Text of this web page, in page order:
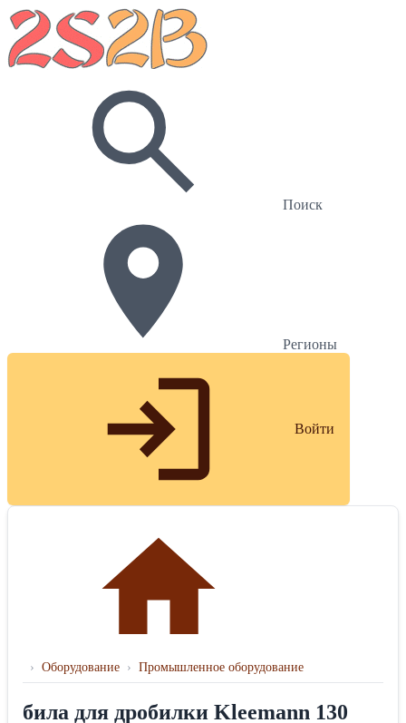
Поиск
Регионы
Войти
› Оборудование › Промышленное оборудование
била для дробилки Kleemann 130